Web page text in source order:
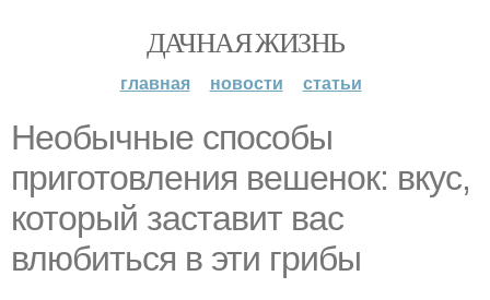
ДАЧНАЯ ЖИЗНЬ
главная новости статьи
Необычные способы
приготовления вешенок: вкус,
который заставит вас
влюбиться в эти грибы